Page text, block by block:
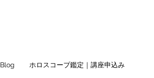
Blog ホロスコープ鑑定｜講座申込み